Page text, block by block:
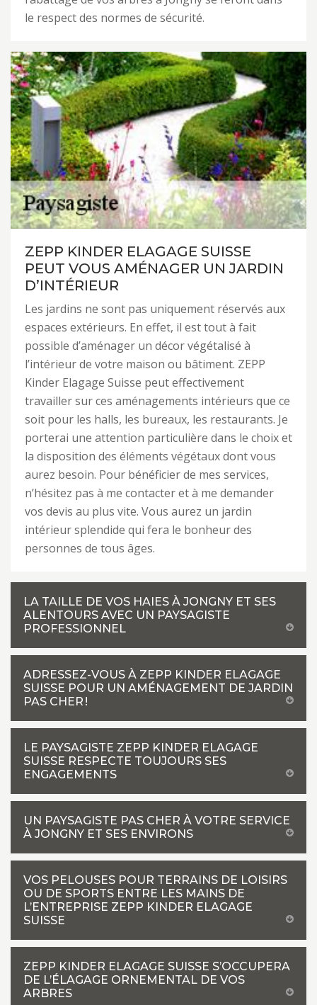
le respect des normes de sécurité.
ZEPP KINDER ELAGAGE SUISSE
PEUT VOUS AMÉNAGER UN JARDIN
D’INTÉRIEUR
Les jardins ne sont pas uniquement réservés aux
espaces extérieurs. En effet, il est tout à fait
possible d’aménager un décor végétalisé à
l’intérieur de votre maison ou bâtiment. ZEPP
Kinder Elagage Suisse peut effectivement
travailler sur ces aménagements intérieurs que ce
soit pour les halls, les bureaux, les restaurants. Je
porterai une attention particulière dans le choix et
la disposition des éléments végétaux dont vous
aurez besoin. Pour bénéficier de mes services,
n’hésitez pas à me contacter et à me demander
vos devis au plus vite. Vous aurez un jardin
intérieur splendide qui fera le bonheur des
personnes de tous âges.
LA TAILLE DE VOS HAIES À JONGNY ET SES
ALENTOURS AVEC UN PAYSAGISTE
PROFESSIONNEL
ADRESSEZ-VOUS À ZEPP KINDER ELAGAGE
SUISSE POUR UN AMÉNAGEMENT DE JARDIN
PAS CHER !
LE PAYSAGISTE ZEPP KINDER ELAGAGE
SUISSE RESPECTE TOUJOURS SES
ENGAGEMENTS
UN PAYSAGISTE PAS CHER À VOTRE SERVICE
À JONGNY ET SES ENVIRONS
VOS PELOUSES POUR TERRAINS DE LOISIRS
OU DE SPORTS ENTRE LES MAINS DE
L’ENTREPRISE ZEPP KINDER ELAGAGE
SUISSE
ZEPP KINDER ELAGAGE SUISSE S’OCCUPERA
DE L’ÉLAGAGE ORNEMENTAL DE VOS
ARBRES